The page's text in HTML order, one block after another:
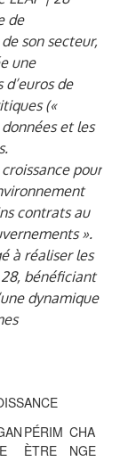
de
son secteur,
une
de
(«
et les
pour
contrats au
».
à réaliser les
bénéficiant
dynamique
PÉRIM
ÈTRE
CHA
NGE